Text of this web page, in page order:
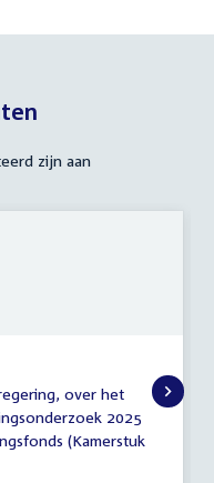
zijn aan
over het
2025
(Kamerstuk